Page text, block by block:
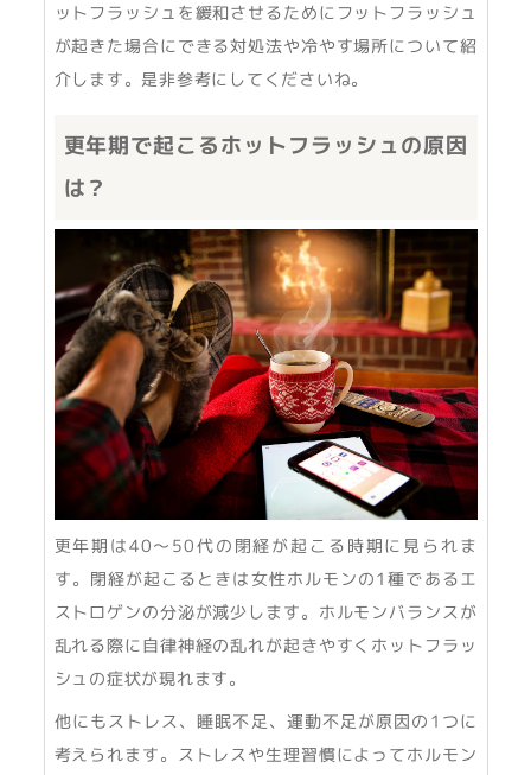
ットフラッシュを緩和させるためにフットフラッシュ
が起きた場合にできる対処法や冷やす場所について紹
介します。是非参考にしてくださいね。
更年期で起こるホットフラッシュの原因
は？
更年期は40〜50代の閉経が起こる時期に見られま
す。閉経が起こるときは女性ホルモンの1種であるエ
ストロゲンの分泌が減少します。ホルモンバランスが
乱れる際に自律神経の乱れが起きやすくホットフラッ
シュの症状が現れます。
他にもストレス、睡眠不足、運動不足が原因の1つに
考えられます。ストレスや生理習慣によってホルモン